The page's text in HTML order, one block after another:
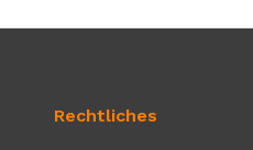
Rechtliches